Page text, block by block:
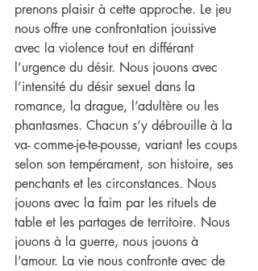
prenons plaisir à cette approche. Le jeu
nous offre une confrontation jouissive
avec la violence tout en différant
l’urgence du désir. Nous jouons avec
l’intensité du désir sexuel dans la
romance, la drague, l’adultère ou les
phantasmes. Chacun s’y débrouille à la
va- comme-je-te-pousse, variant les coups
selon son tempérament, son histoire, ses
penchants et les circonstances. Nous
jouons avec la faim par les rituels de
table et les partages de territoire. Nous
jouons à la guerre, nous jouons à
l’amour. La vie nous confronte avec de